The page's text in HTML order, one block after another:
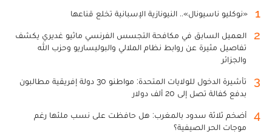
1 «نوكليو ناسيونال».. النيونازية الإسبانية تخلع قناعها
2
العميل السابق في مكافحة التجسس الفرنسي ماثيو غديري يكشف
تفاصيل مثيرة عن روابط نظام الملالي والبوليساريو وحزب الله
والجزائر
3
تأشيرة الدخول للولايات المتحدة: مواطنو 30 دولة إفريقية مطالبون
بدفع كفالة تصل إلى 20 ألف دولار
4
أضخم ثلاثة سدود بالمغرب: هل حافظت على نسب ملئها رغم
موجات الحر الصيفية؟